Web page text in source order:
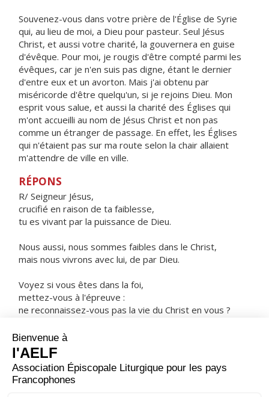
Souvenez-vous dans votre prière de l'Église de Syrie
qui, au lieu de moi, a Dieu pour pasteur. Seul Jésus
Christ, et aussi votre charité, la gouvernera en guise
d'évêque. Pour moi, je rougis d'être compté parmi les
évêques, car je n'en suis pas digne, étant le dernier
d'entre eux et un avorton. Mais j'ai obtenu par
miséricorde d'être quelqu'un, si je rejoins Dieu. Mon
esprit vous salue, et aussi la charité des Églises qui
m'ont accueilli au nom de Jésus Christ et non pas
comme un étranger de passage. En effet, les Églises
qui n'étaient pas sur ma route selon la chair allaient
m'attendre de ville en ville.
RÉPONS
R/ Seigneur Jésus,
crucifié en raison de ta faiblesse,
tu es vivant par la puissance de Dieu.
Nous aussi, nous sommes faibles dans le Christ,
mais nous vivrons avec lui, de par Dieu.
Voyez si vous êtes dans la foi,
mettez-vous à l'épreuve :
ne reconnaissez-vous pas la vie du Christ en vous ?
ORAISON
Dieu puissant de qui vient tout don parfait, enracine en
nos cœurs l'amour de ton nom ; resserre nos liens avec